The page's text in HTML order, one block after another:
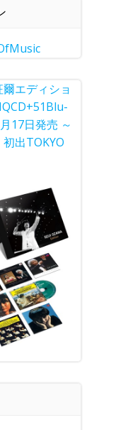
爾エディショ
17日発売 ～
出TOKYO